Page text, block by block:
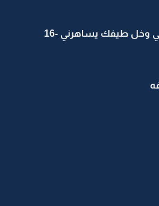
وخل طيفك يساهرني -16